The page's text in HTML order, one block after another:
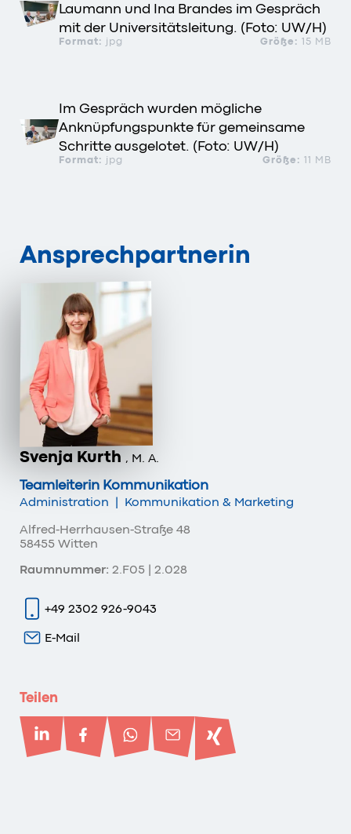
Laumann und Ina Brandes im Gespräch
mit der Universitätsleitung. (Foto: UW/H)
Format: jpg Größe: 15 MB
Im Gespräch wurden mögliche
Anknüpfungspunkte für gemeinsame
Schritte ausgelotet. (Foto: UW/H)
Format: jpg Größe: 11 MB
Ansprechpartnerin
Svenja Kurth , M. A.
Teamleiterin Kommunikation
Administration | Kommunikation & Marketing
Alfred-Herrhausen-Straße 48
58455 Witten
Raumnummer: 2.F05 | 2.028
+49 2302 926-9043
E-Mail
Teilen